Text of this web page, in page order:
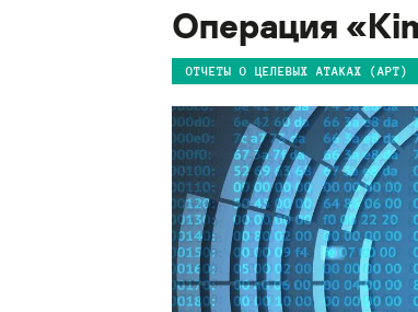
Операция
ОТЧЕТЫ О ЦЕЛЕВЫХ АТАКАХ (APT)